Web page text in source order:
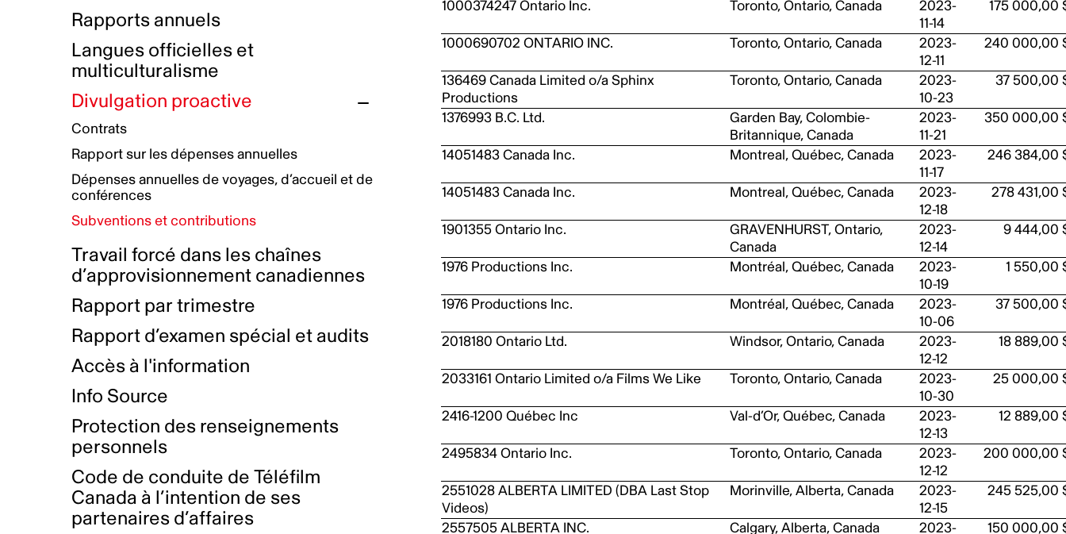
Initiatives autochtones
Plan de réconciliation autochtone
Groupe de travail autochtone
Principes directeurs sur le
harcèlement
Plan d’action pour la parité
Plan d'équité, de diversité,
d'inclusion et d'accessibilité
Boîte à outils pour le récit authentique
Collecte de données et l’auto-identification
Plan d'accessibilité
Rémunération et avantages
Prix et certifications
Nos valeurs d’entreprise
Rapports annuels
Langues officielles et
multiculturalisme
Divulgation proactive
Contrats
Rapport sur les dépenses annuelles
Dépenses annuelles de voyages, d’accueil et de
conférences
Subventions et contributions
Travail forcé dans les chaînes
d’approvisionnement canadiennes
Rapport par trimestre
Rapport d’examen spécial et audits
Accès à l'information
Info Source
Protection des renseignements
personnels
Code de conduite de Téléfilm
Canada à l’intention de ses
partenaires d’affaires
1000374247 Ontario Inc. Toronto, Ontario, Canada
2023-
11-14
175 000,00
1000690702 ONTARIO INC. Toronto, Ontario, Canada
2023-
12-11
240 000,00
136469 Canada Limited o/a Sphinx
Productions
Toronto, Ontario, Canada
2023-
10-23
37 500,00
1376993 B.C. Ltd.
Garden Bay, Colombie-
Britannique, Canada
2023-
11-21
350 000,00
14051483 Canada Inc. Montreal, Québec, Canada
2023-
11-17
246 384,00
14051483 Canada Inc. Montreal, Québec, Canada
2023-
12-18
278 431,00
1901355 Ontario Inc.
GRAVENHURST, Ontario,
Canada
2023-
12-14
9 444,00
1976 Productions Inc. Montréal, Québec, Canada
2023-
10-19
1 550,00
1976 Productions Inc. Montréal, Québec, Canada
2023-
10-06
37 500,00
2018180 Ontario Ltd. Windsor, Ontario, Canada
2023-
12-12
18 889,00
2033161 Ontario Limited o/a Films We Like Toronto, Ontario, Canada
2023-
10-30
25 000,00
2416-1200 Québec Inc Val-d’Or, Québec, Canada
2023-
12-13
12 889,00
2495834 Ontario Inc. Toronto, Ontario, Canada
2023-
12-12
200 000,00
2551028 ALBERTA LIMITED (DBA Last Stop
Videos)
Morinville, Alberta, Canada
2023-
12-15
245 525,00
2557505 ALBERTA INC. Calgary, Alberta, Canada
2023-
150 000,00